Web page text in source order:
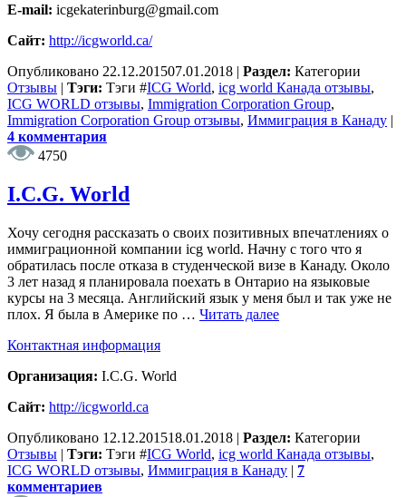
E-mail: icgekaterinburg@gmail.com
Сайт: http://icgworld.ca/
Опубликовано 22.12.201507.01.2018 | Раздел: Категории
Отзывы | Тэги: Тэги #ICG World, icg world Канада отзывы,
ICG WORLD отзывы, Immigration Corporation Group,
Immigration Corporation Group отзывы, Иммиграция в Канаду |
4 комментария
4750
I.C.G. World
Хочу сегодня рассказать о своих позитивных впечатлениях о
иммиграционной компании icg world. Начну с того что я
обратилась после отказа в студенческой визе в Канаду. Около
3 лет назад я планировала поехать в Онтарио на языковые
курсы на 3 месяца. Английский язык у меня был и так уже не
плох. Я была в Америке по … Читать далее
Контактная информация
Организация: I.C.G. World
Сайт: http://icgworld.ca
Опубликовано 12.12.201518.01.2018 | Раздел: Категории
Отзывы | Тэги: Тэги #ICG World, icg world Канада отзывы,
ICG WORLD отзывы, Иммиграция в Канаду | 7
комментариев